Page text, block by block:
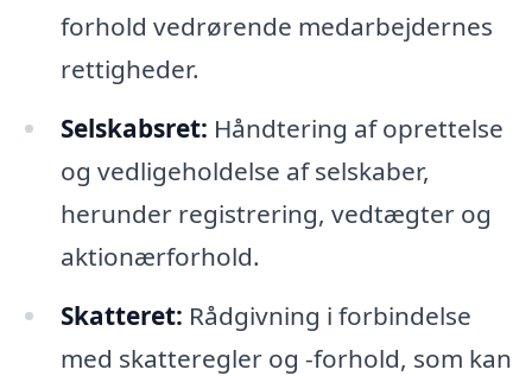
forhold vedrørende medarbejdernes
rettigheder.
Selskabsret: Håndtering af oprettelse
og vedligeholdelse af selskaber,
herunder registrering, vedtægter og
aktionærforhold.
Skatteret: Rådgivning i forbindelse
med skatteregler og -forhold, som kan